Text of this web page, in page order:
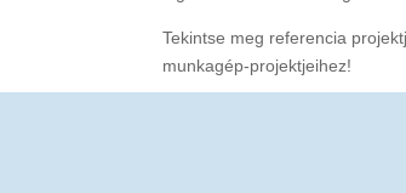
Tekintse meg referencia
munkagép-projektjeihez!